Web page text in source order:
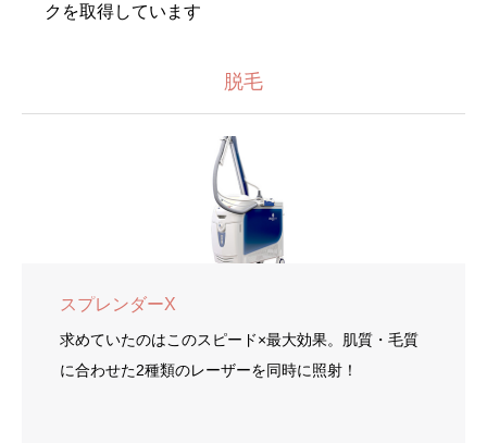
クを取得しています
脱毛
スプレンダーX
求めていたのはこのスピード×最大効果。肌質・毛質
に合わせた2種類のレーザーを同時に照射！